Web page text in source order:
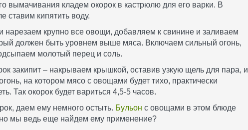
вымачивания кладем окорок в кастрюлю для его варки. В
ставим кипятить воду.
нарезаем крупно все овощи, добавляем к свинине и заливаем
должен быть уровнем выше мяса. Включаем сильный огонь,
молотый перец и соль.
закипит – накрываем крышкой, оставив узкую щель для пара, и
на котором мясо с овощами будет тихо, практически
Так окорок будет вариться 4,5-5 часов.
даем ему немного остыть. Бульон с овощами в этом блюде
мы ведь еще найдем ему применение?